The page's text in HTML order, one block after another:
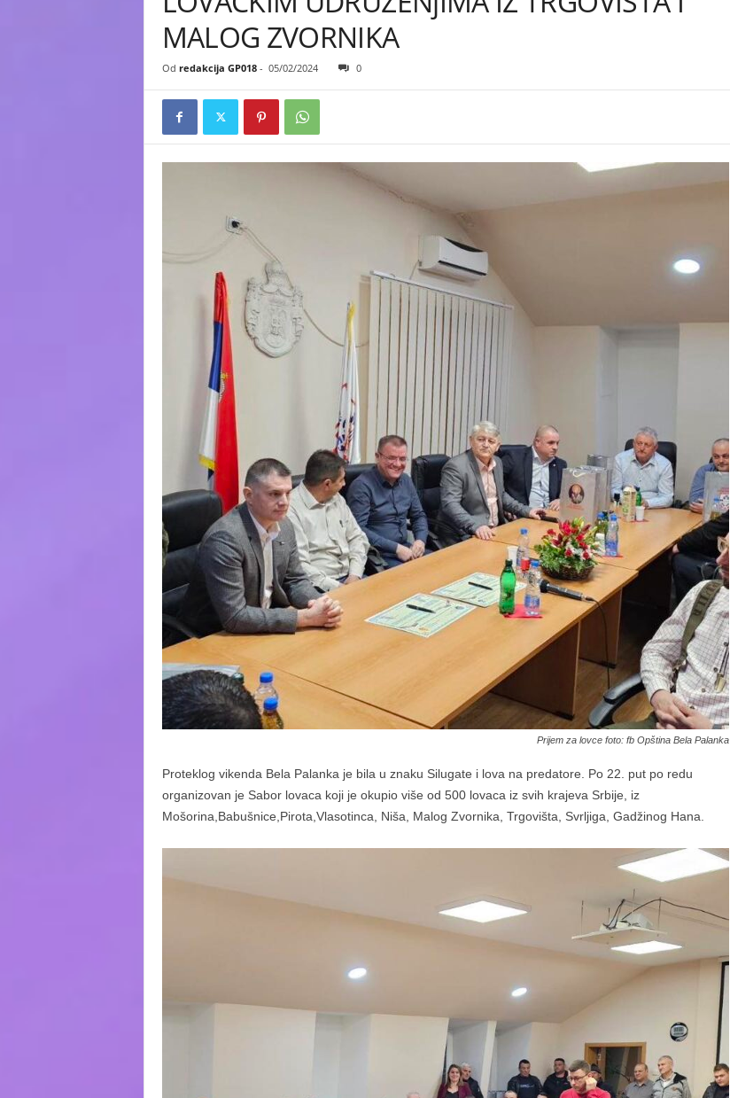
MALOG ZVORNIKA
Od redakcija GP018- 05/02/2024 0
Prijem za lovce foto: fb Opština Bela Palanka
Proteklog vikenda Bela Palanka je bila u znaku Silugate i lova na predatore. Po 22. put po redu
organizovan je Sabor lovaca koji je okupio više od 500 lovaca iz svih krajeva Srbije, iz
Mošorina,Babušnice,Pirota,Vlasotinca, Niša, Malog Zvornika, Trgovišta, Svrljiga, Gadžinog Hana.